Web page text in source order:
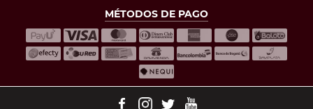
MÉTODOS DE PAGO